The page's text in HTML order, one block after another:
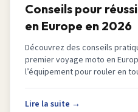
Conseils pour
en Europe en 2026
Découvrez des conseils
premier voyage moto en
l’équipement pour rouler en
Lire la suite →